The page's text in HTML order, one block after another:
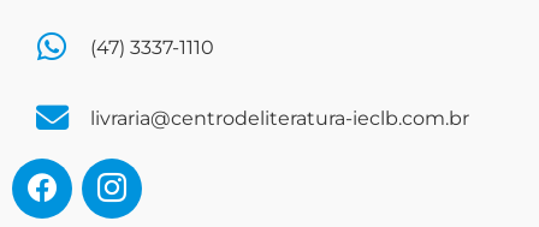
(47) 3337-1110
livraria@centrodeliteratura-ieclb.com.br